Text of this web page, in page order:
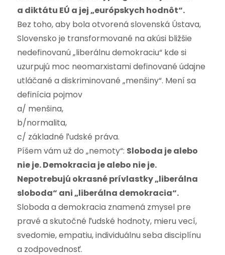
a diktátu EÚ a jej „európskych hodnôt“.
Bez toho, aby bola otvorená slovenská Ústava,
Slovensko je transformované na akúsi bližšie
nedefinovanú „liberálnu demokraciu“ kde si
uzurpujú moc neomarxistami definované údajne
utláčané a diskriminované „menšiny“. Mení sa
definícia pojmov
a/ menšina,
b/normalita,
c/ základné ľudské práva.
Píšem vám už do „nemoty“: Sloboda je alebo
nie je. Demokracia je alebo nie je.
Nepotrebujú okrasné prívlastky „liberálna
sloboda“ ani „liberálna demokracia“.
Sloboda a demokracia znamená zmysel pre
pravé a skutočné ľudské hodnoty, mieru vecí,
svedomie, empatiu, individuálnu seba disciplínu
a zodpovednosť.